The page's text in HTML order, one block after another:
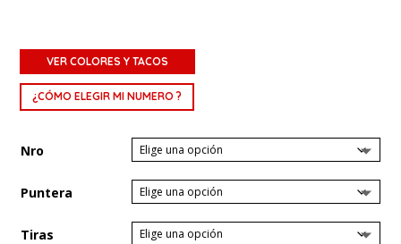
VER COLORES Y TACOS
¿CÓMO ELEGIR MI NUMERO ?
Nro
Puntera
Tiras